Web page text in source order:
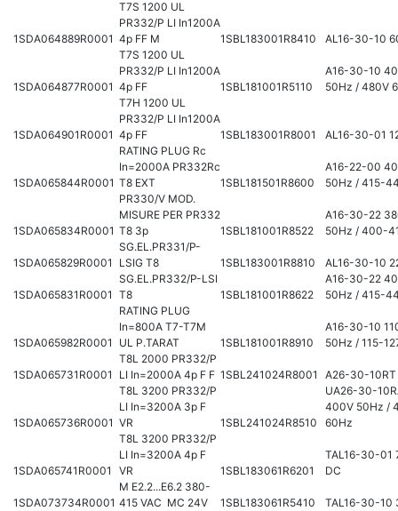
1SDA064889R0001
T7S 1200 UL
PR332/P LI In1200A
4p FF M
1SBL183001R8410 AL16-30-10
1SDA064877R0001
T7S 1200 UL
PR332/P LI In1200A
4p FF
1SBL181001R5110
A16-30-10
50Hz / 480V
1SDA064901R0001
T7H 1200 UL
PR332/P LI In1200A
4p FF
1SBL183001R8001 AL16-30-01
1SDA065844R0001
RATING PLUG Rc
In=2000A PR332Rc
T8 EXT
1SBL181501R8600
A16-22-00
50Hz / 415-
1SDA065834R0001
PR330/V MOD.
MISURE PER PR332
T8 3p
1SBL181001R8522
A16-30-22
50Hz / 400-
1SDA065829R0001
SG.EL.PR331/P-
LSIG T8
1SBL183001R8810 AL16-30-10
1SDA065831R0001
SG.EL.PR332/P-LSI
T8
1SBL181001R8622
A16-30-22
50Hz / 415-
1SDA065982R0001
RATING PLUG
In=800A T7-T7M
UL P.TARAT
1SBL181001R8910
A16-30-10
50Hz / 115-
1SDA065731R0001
T8L 2000 PR332/P
LI In=2000A 4p F F 1SBL241024R8001 A26-30-
1SDA065736R0001
T8L 3200 PR332/P
LI In=3200A 3p F
VR
1SBL241024R8510
UA26-30-
400V 50Hz /
60Hz
1SDA065741R0001
T8L 3200 PR332/P
LI In=3200A 4p F
VR
1SBL183061R6201
TAL16-30-01
DC
1SDA073734R0001
M E2.2...E6.2 380-
415 VAC MC 24V
1SBL183061R5410 TAL16-30-10